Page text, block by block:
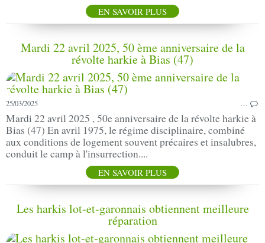
EN SAVOIR PLUS
Mardi 22 avril 2025, 50 ème anniversaire de la
révolte harkie à Bias (47)
25/03/2025 …
Mardi 22 avril 2025 , 50e anniversaire de la révolte harkie à
Bias (47) En avril 1975, le régime disciplinaire, combiné
aux conditions de logement souvent précaires et insalubres,
conduit le camp à l'insurrection....
EN SAVOIR PLUS
Les harkis lot-et-garonnais obtiennent meilleure
réparation